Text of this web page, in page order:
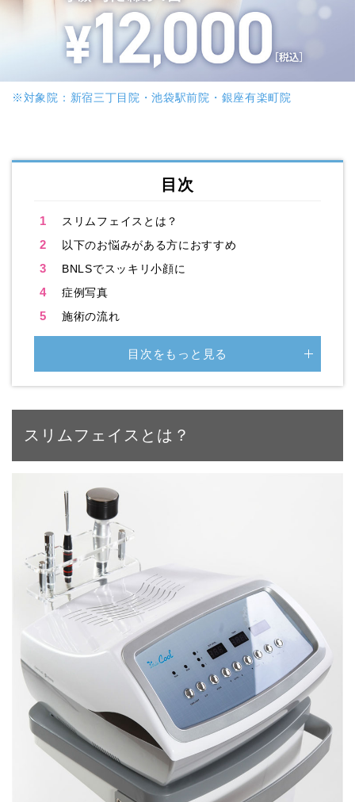
※対象院：新宿三丁目院・池袋駅前院・銀座有楽町院
目次
1 スリムフェイスとは？
2 以下のお悩みがある方におすすめ
3 BNLSでスッキリ小顔に
4 症例写真
5 施術の流れ
目次をもっと見る
スリムフェイスとは？